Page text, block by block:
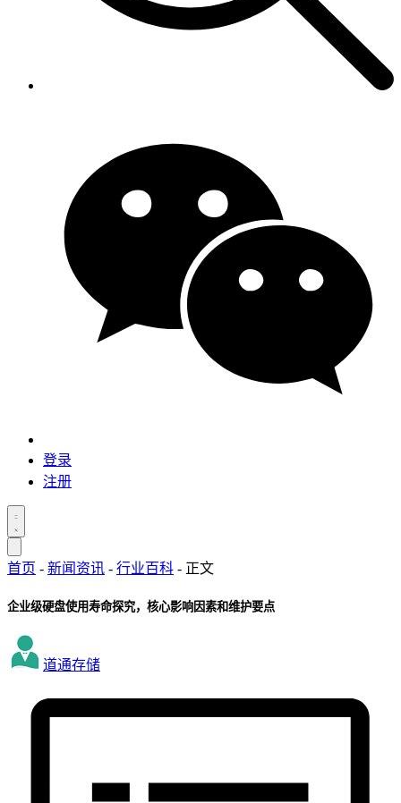
登录
注册
首页 - 新闻资讯 - 行业百科 - 正文
企业级硬盘使用寿命探究，核心影响因素和维护要点
道通存储